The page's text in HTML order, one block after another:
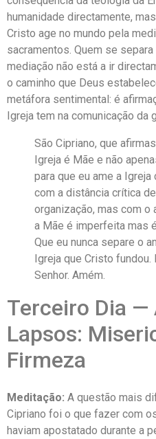
humanidade directamente,
Cristo age no mundo pela
sacramentos. Quem se
mediação não está a ir
o caminho que Deus
metáfora sentimental: é
Igreja tem na comunicação da
São Cipriano, que
Igreja é Mãe e não
para que eu ame a
com a distância crítica
organização, mas com o
a Mãe é imperfeita mas
Que eu nunca separe o
Igreja que Cristo
Senhor. Amém.
Terceiro Dia —
Lapsos:
Firmeza
Meditação: A questão mais
Cipriano foi o que fazer com
haviam apostatado durante a